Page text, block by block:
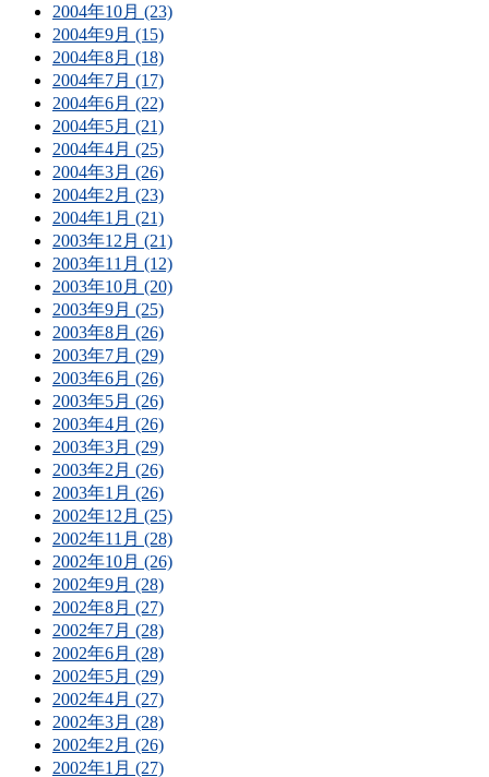
2004年10月 (23)
2004年9月 (15)
2004年8月 (18)
2004年7月 (17)
2004年6月 (22)
2004年5月 (21)
2004年4月 (25)
2004年3月 (26)
2004年2月 (23)
2004年1月 (21)
2003年12月 (21)
2003年11月 (12)
2003年10月 (20)
2003年9月 (25)
2003年8月 (26)
2003年7月 (29)
2003年6月 (26)
2003年5月 (26)
2003年4月 (26)
2003年3月 (29)
2003年2月 (26)
2003年1月 (26)
2002年12月 (25)
2002年11月 (28)
2002年10月 (26)
2002年9月 (28)
2002年8月 (27)
2002年7月 (28)
2002年6月 (28)
2002年5月 (29)
2002年4月 (27)
2002年3月 (28)
2002年2月 (26)
2002年1月 (27)